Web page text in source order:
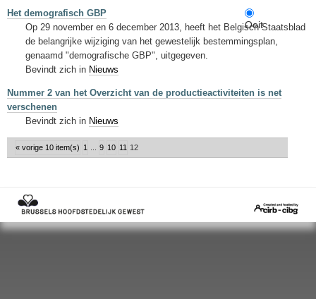
Ooit
Het demografisch GBP
Op 29 november en 6 december 2013, heeft het Belgisch Staatsblad
de belangrijke wijziging van het gewestelijk bestemmingsplan,
genaamd "demografische GBP", uitgegeven.
Bevindt zich in Nieuws
Nummer 2 van het Overzicht van de productieactiviteiten is net
verschenen
Bevindt zich in Nieuws
« vorige 10 item(s) 1 9 10 11 12